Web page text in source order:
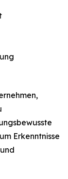
Erkenntnisse